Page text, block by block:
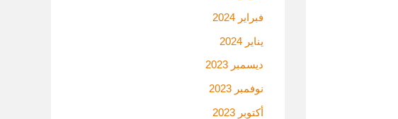
فبراير 2024
يناير 2024
ديسمبر 2023
نوفمبر 2023
أكتوبر 2023